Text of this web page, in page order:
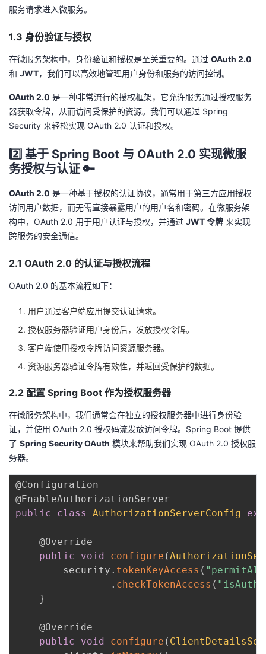
服务请求进入微服务。
1.3 身份验证与授权
在微服务架构中，身份验证和授权是至关重要的。通过 OAuth 2.0
和 JWT，我们可以高效地管理用户身份和服务的访问控制。
OAuth 2.0 是一种非常流行的授权框架，它允许服务通过授权服务
器获取令牌，从而访问受保护的资源。我们可以通过 Spring
Security 来轻松实现 OAuth 2.0 认证和授权。
2️⃣ 基于 Spring Boot 与 OAuth 2.0 实现微服
务授权与认证 🔑
OAuth 2.0 是一种基于授权的认证协议，通常用于第三方应用授权
访问用户数据，而无需直接暴露用户的用户名和密码。在微服务架
构中，OAuth 2.0 用于用户认证与授权，并通过 JWT 令牌 来实现
跨服务的安全通信。
2.1 OAuth 2.0 的认证与授权流程
OAuth 2.0 的基本流程如下：
用户通过客户端应用提交认证请求。
授权服务器验证用户身份后，发放授权令牌。
客户端使用授权令牌访问资源服务器。
资源服务器验证令牌有效性，并返回受保护的数据。
2.2 配置 Spring Boot 作为授权服务器
在微服务架构中，我们通常会在独立的授权服务器中进行身份验
证，并使用 OAuth 2.0 授权码流发放访问令牌。Spring Boot 提供
了 Spring Security OAuth 模块来帮助我们实现 OAuth 2.0 授权服
务器。
@Configuration
@EnableAuthorizationServer
public
class AuthorizationServerConfig
@Override
public
void configure (
        security
. tokenKeyAccess (
. checkTokenAccess (
}
@Override
public
void configure (